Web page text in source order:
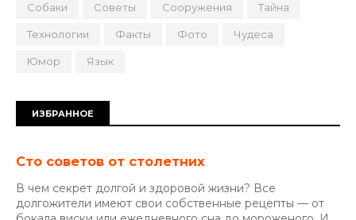
Собаки Советы Сооружения Тайна
Технологии Факты Фото Чудеса
Юмор Язык
ИЗБРАННОЕ
Сто советов от столетних
В чем секрет долгой и здоровой жизни? Все
долгожители имеют свои собственные рецепты — от